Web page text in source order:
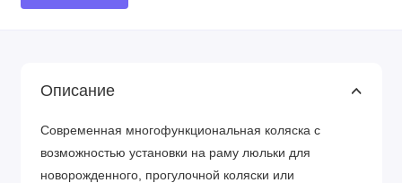
Описание
Современная многофункциональная коляска с
возможностью установки на раму люльки для
новорожденного, прогулочной коляски или